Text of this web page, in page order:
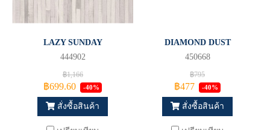
LAZY SUNDAY
444902
฿1,166
฿699.60 -40%
สั่งซื้อสินค้า
DIAMOND DUST
450668
฿795
฿477 -40%
สั่งซื้อสินค้า